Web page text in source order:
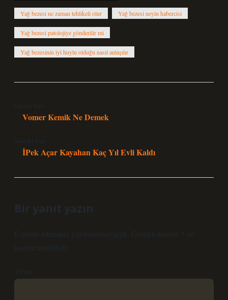
Yağ bezesi ne zaman tehlikeli olur Yağ bezesi neyin habercisi
Yağ bezesi patolojiye gönderilir mi
Yağ bezesinin iyi huylu olduğu nasıl anlaşılır
Önceki Yazı
Vomer Kemik Ne Demek
Sonraki Yazı
İPek Açar Kayahan Kaç Yıl Evli Kaldı
Bir yanıt yazın
E-posta adresiniz yayınlanmayacak. Gerekli alanlar
ile
işaretlenmişlerdir
Yorum